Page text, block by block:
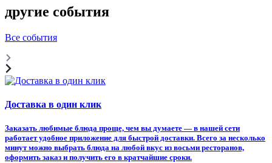
другие события
Все события
Доставка в один клик
Заказать любимые блюда проще, чем вы думаете — в нашей сети
работает удобное приложение для быстрой доставки. Всего за несколько
минут можно выбрать блюда на любой вкус из восьми ресторанов,
оформить заказ и получить его в кратчайшие сроки.